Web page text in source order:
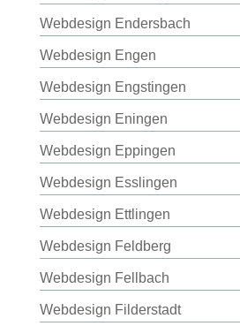
Webdesign Endersbach
Webdesign Engen
Webdesign Engstingen
Webdesign Eningen
Webdesign Eppingen
Webdesign Esslingen
Webdesign Ettlingen
Webdesign Feldberg
Webdesign Fellbach
Webdesign Filderstadt